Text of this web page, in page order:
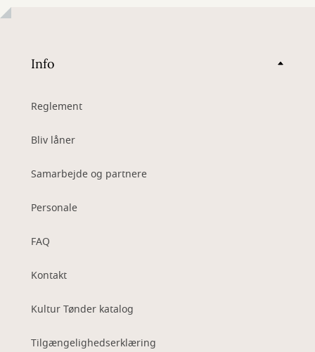
Info
Reglement
Bliv låner
Samarbejde og partnere
Personale
FAQ
Kontakt
Kultur Tønder katalog
Tilgængelighedserklæring